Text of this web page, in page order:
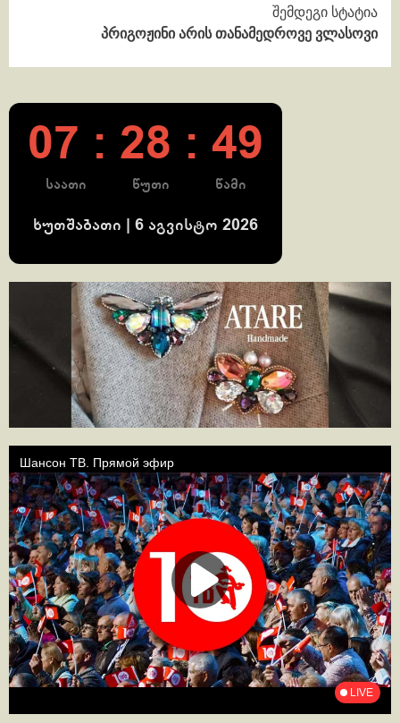
შემდეგი სტატია
პრიგოჟინი არის თანამედროვე ვლასოვი
07 : 28 : 50
საათი წუთი წამი
ხუთშაბათი | 6 აგვისტო 2026